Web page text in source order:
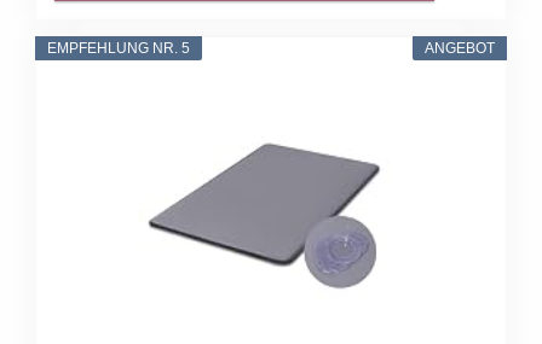
ANGEBOT
EMPFEHLUNG NR. 5